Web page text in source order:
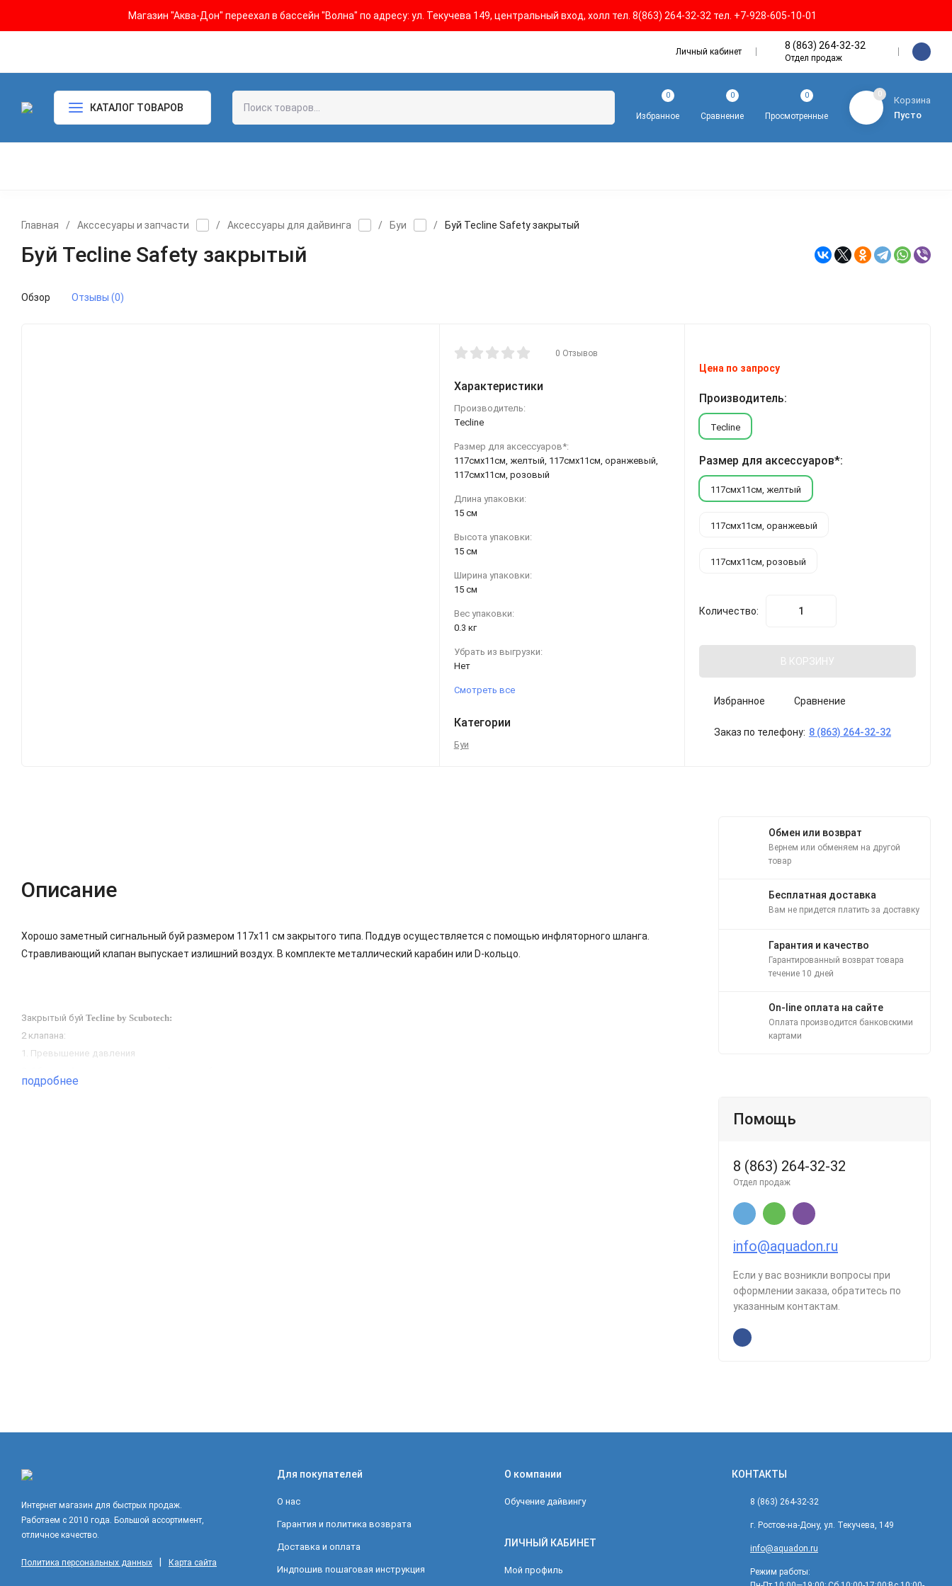
Магазин "Аква-Дон" переехал в бассейн "Волна" по адресу: ул. Текучева 149, центральный вход, холл тел. 8(863) 264-32-32 тел. +7-928-605-10-01
Личный кабинет
8 (863) 264-32-32
Отдел продаж
КАТАЛОГ ТОВАРОВ
Избранное
0
Сравнение
0
Просмотренные
0 0
Корзина
Пусто
Главная / Акссесуары и запчасти / Аксессуары для дайвинга / Буи / Буй Tecline Safety закрытый
Буй Tecline Safety закрытый
Обзор Отзывы (0)
0 Отзывов
Характеристики
Производитель:
Tecline
Размер для аксессуаров*:
117смх11см, желтый, 117смх11см, оранжевый,
117смх11см, розовый
Длина упаковки:
15 см
Высота упаковки:
15 см
Ширина упаковки:
15 см
Вес упаковки:
0.3 кг
Убрать из выгрузки:
Нет
Смотреть все
Категории
Буи
Цена по запросу
Производитель:
Tecline
Размер для аксессуаров*:
117смх11см, желтый
117смх11см, оранжевый
117смх11см, розовый
Количество:
В КОРЗИНУ
Избранное Сравнение
Заказ по телефону: 8 (863) 264-32-32
Описание
Хорошо заметный сигнальный буй размером 117х11 см закрытого типа. Поддув осуществляется с помощью инфляторного шланга.
Стравливающий клапан выпускает излишний воздух. В комплекте металлический карабин или D-кольцо.
Закрытый буй Tecline by Scubotech:
2 клапана:
1. Превышение давления
Карабин из нержавеющий стали или D-кольцо
подробнее
Обмен или возврат
Вернем или обменяем на другой
товар
Бесплатная доставка
Вам не придется платить за доставку
Гарантия и качество
Гарантированный возврат товара
течение 10 дней
On-line оплата на сайте
Оплата производится банковскими
картами
Помощь
8 (863) 264-32-32
Отдел продаж
info@aquadon.ru
Если у вас возникли вопросы при
оформлении заказа, обратитесь по
указанным контактам.
Интернет магазин для быстрых продаж.
Работаем с 2010 года. Большой ассортимент,
отличное качество.
Политика персональных данных Карта сайта
Для покупателей
О нас
Гарантия и политика возврата
Доставка и оплата
Индпошив пошаговая инструкция
О компании
Обучение дайвингу
ЛИЧНЫЙ КАБИНЕТ
Мой профиль
КОНТАКТЫ
8 (863) 264-32-32
г. Ростов-на-Дону, ул. Текучева, 149
info@aquadon.ru
Режим работы: